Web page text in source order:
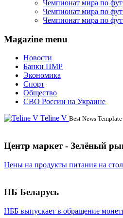
Чемпионат мира по
Чемпионат мира по
Чемпионат мира по
Magazine menu
Новости
Банки ПМР
Экономика
Спорт
Общество
СВО России на Украине
Teline V Best News
Центр маркет - Зелёный
Цены на продукты питания на
НБ Беларусь
НББ выпускает в обращение